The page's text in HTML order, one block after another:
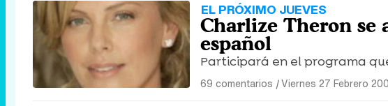
EL PRÓXIMO JUEVES
Charlize Theron se
español
Participará en el programa
69 comentarios |Viernes 27 Febrero